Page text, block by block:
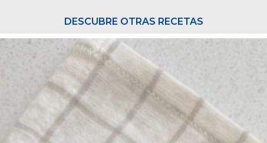
DESCUBRE OTRAS RECETAS